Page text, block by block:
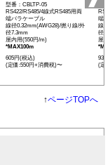
型番：CBLTP-05
RS422/RS485/4線式RS485用両
端バラケーブル
線径0.32mm(AWG28)/撚り線/外
径7.3mm
屋内用(550円/m)
*MAX100m
605円(税込)
(定価:550円+消費税)〜
端
線
径
屋
935
(定
↑ページTOPへ